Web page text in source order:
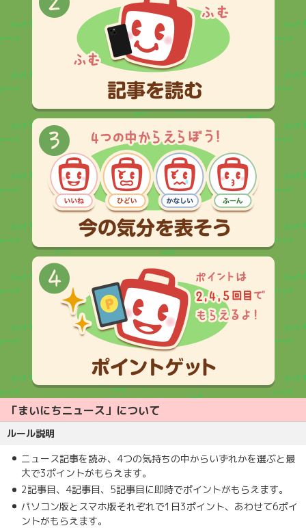
「まいにちニュース」について
ルール説明
ニュース記事を読み、4つの気持ちの中からいずれかを選ぶと最
大で3ポイントがもらえます。
2記事目、4記事目、5記事目に即時でポイントがもらえます。
パソコン版とスマホ版それぞれで1日3ポイント、あわせて6ポイ
ントがもらえます。